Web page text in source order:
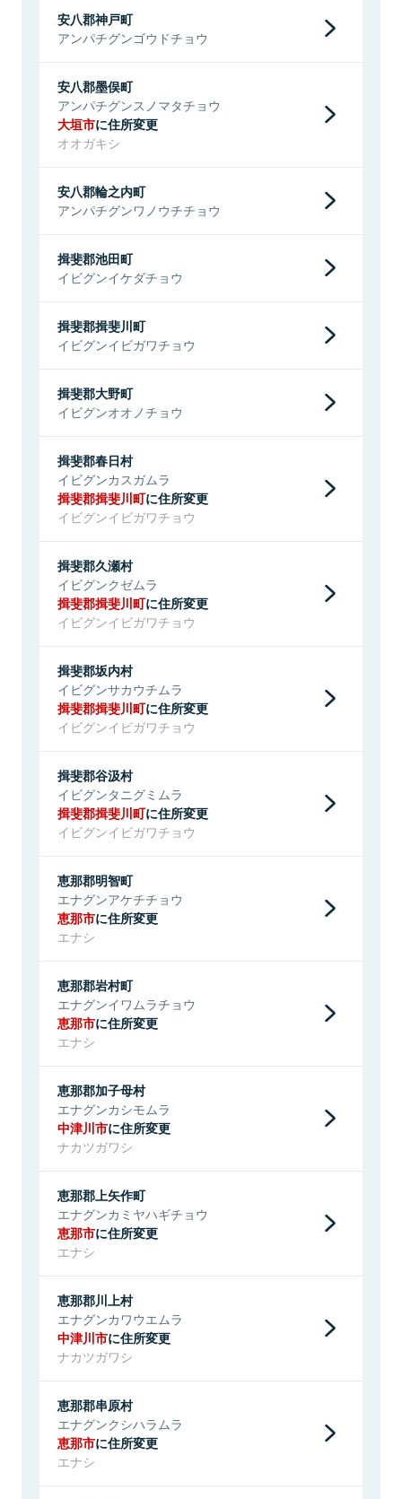
安八郡神戸町
アンパチグンゴウドチョウ
安八郡墨俣町
アンパチグンスノマタチョウ
大垣市に住所変更
オオガキシ
安八郡輪之内町
アンパチグンワノウチチョウ
揖斐郡池田町
イビグンイケダチョウ
揖斐郡揖斐川町
イビグンイビガワチョウ
揖斐郡大野町
イビグンオオノチョウ
揖斐郡春日村
イビグンカスガムラ
揖斐郡揖斐川町に住所変更
イビグンイビガワチョウ
揖斐郡久瀬村
イビグンクゼムラ
揖斐郡揖斐川町に住所変更
イビグンイビガワチョウ
揖斐郡坂内村
イビグンサカウチムラ
揖斐郡揖斐川町に住所変更
イビグンイビガワチョウ
揖斐郡谷汲村
イビグンタニグミムラ
揖斐郡揖斐川町に住所変更
イビグンイビガワチョウ
恵那郡明智町
エナグンアケチチョウ
恵那市に住所変更
エナシ
恵那郡岩村町
エナグンイワムラチョウ
恵那市に住所変更
エナシ
恵那郡加子母村
エナグンカシモムラ
中津川市に住所変更
ナカツガワシ
恵那郡上矢作町
エナグンカミヤハギチョウ
恵那市に住所変更
エナシ
恵那郡川上村
エナグンカワウエムラ
中津川市に住所変更
ナカツガワシ
恵那郡串原村
エナグンクシハラムラ
恵那市に住所変更
エナシ